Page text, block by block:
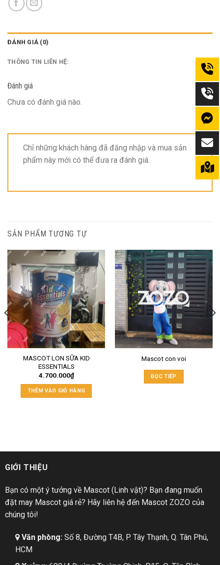
ĐÁNH GIÁ (0)
THÔNG TIN LIÊN HỆ:
Đánh giá
Chưa có đánh giá nào.
Chỉ những khách hàng đã đăng nhập và mua sản
phẩm này mới có thể đưa ra đánh giá.
SẢN PHẨM TƯƠNG TỰ
MASCOT LON SỮA KID
ESSENTIALS
4.700.000₫
THÊM VÀO GIỎ HÀNG
Mascot con voi
ĐỌC TIẾP
GIỚI THIỆU
Bạn có một ý tưởng về Mascot (Linh vật)? Bạn đang muốn
đặt may Mascot giá rẻ? Hãy liên hệ đến Mascot ZOZO của
chúng tôi!
Văn phòng: Số 8, Đường T4B, P. Tây Thạnh, Q. Tân Phú,
HCM